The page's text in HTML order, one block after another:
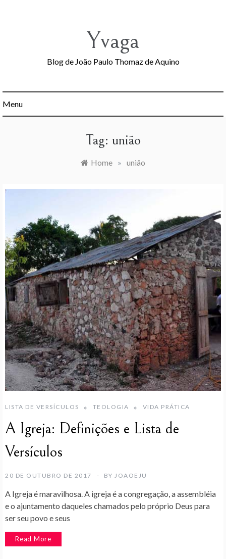
Yvaga
Blog de João Paulo Thomaz de Aquino
Menu
Tag: união
Home » união
LISTA DE VERSÍCULOS TEOLOGIA VIDA PRÁTICA
A Igreja: Definições e Lista de
Versículos
20 DE OUTUBRO DE 2017 BY JOAOEJU
A Igreja é maravilhosa. A igreja é a congregação, a assembléia
e o ajuntamento daqueles chamados pelo próprio Deus para
ser seu povo e seus
Read More